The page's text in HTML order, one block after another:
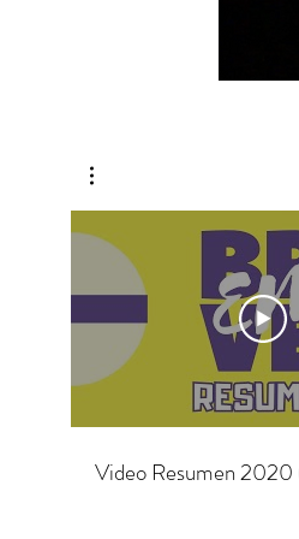
Video Resumen